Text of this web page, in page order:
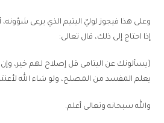
وعلى هذا فيجوز لوليّ اليتيم الذي يرعى
إذا احتاج إلى ذلك، قال تعالى:
(يسألونك عن اليتامى قل إصلاح لهم خير، وإن
يعلم المفسد من المصلح، ولو شاء الله
والله سبحانه وتعالى أعلم.